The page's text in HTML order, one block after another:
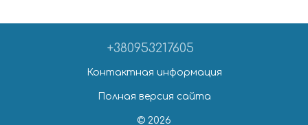
+380953217605
Контактная информация
Полная версия сайта
© 2026